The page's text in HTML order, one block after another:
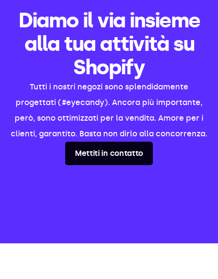
Diamo il via insieme
alla tua attività su
Shopify
Tutti i nostri negozi sono splendidamente
progettati (#eyecandy). Ancora più importante,
però, sono ottimizzati per la vendita. Amore per i
clienti, garantito. Basta non dirlo alla concorrenza.
Mettiti in contatto